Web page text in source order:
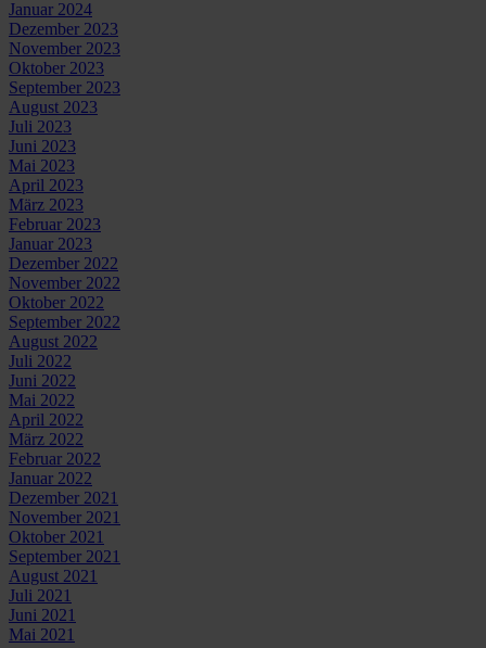
Januar 2024
Dezember 2023
November 2023
Oktober 2023
September 2023
August 2023
Juli 2023
Juni 2023
Mai 2023
April 2023
März 2023
Februar 2023
Januar 2023
Dezember 2022
November 2022
Oktober 2022
September 2022
August 2022
Juli 2022
Juni 2022
Mai 2022
April 2022
März 2022
Februar 2022
Januar 2022
Dezember 2021
November 2021
Oktober 2021
September 2021
August 2021
Juli 2021
Juni 2021
Mai 2021